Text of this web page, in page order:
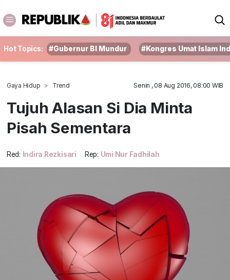
Hot Topics: #Gubernur BI Mundur #Kongres Umat Islam
Gaya Hidup Trend Senin , 08 Aug 2016, 08:00 WIB
Tujuh Alasan Si Dia Minta
Pisah Sementara
Red: Indira Rezkisari Rep: Umi Nur Fadhilah